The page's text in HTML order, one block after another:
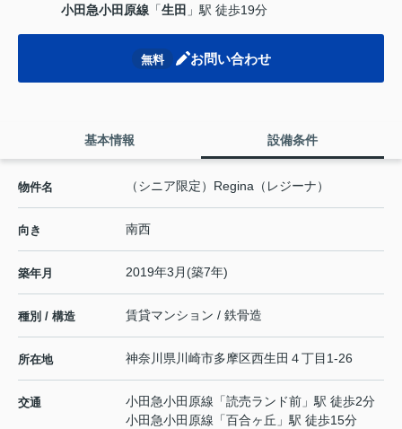
小田急小田原線 「生田 」駅 徒歩19分
無料 お問い合わせ
基本情報 設備条件
物件名 （シニア限定）Regina（レジーナ）
向き 南西
築年月 2019年3月(築7年)
種別 / 構造 賃貸マンション / 鉄骨造
所在地 神奈川県 川崎市多摩区西生田 ４丁目1-26
交通 小田急小田原線 「読売ランド前 」駅 徒歩2分
小田急小田原線 「百合ヶ丘 」駅 徒歩15分